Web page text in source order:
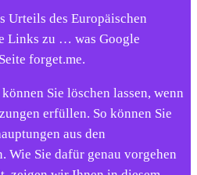
Urteils des Europäischen
Links zu … was Google
forget.me.
Sie löschen lassen, wenn
erfüllen. So können Sie
aus den
Wie Sie dafür genau vorgehen